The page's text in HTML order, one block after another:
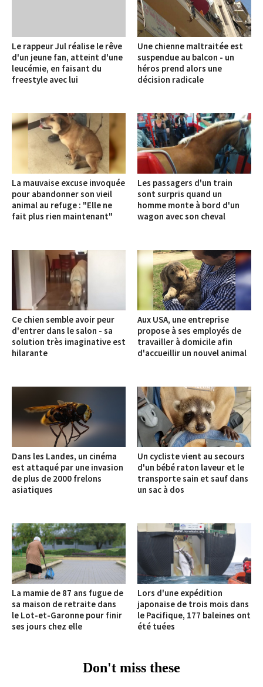
Le rappeur Jul réalise le rêve
d'un jeune fan, atteint d'une
leucémie, en faisant du
freestyle avec lui
Une chienne maltraitée est
suspendue au balcon - un
héros prend alors une
décision radicale
La mauvaise excuse invoquée
pour abandonner son vieil
animal au refuge : "Elle ne
fait plus rien maintenant"
Les passagers d'un train
sont surpris quand un
homme monte à bord d'un
wagon avec son cheval
Ce chien semble avoir peur
d'entrer dans le salon - sa
solution très imaginative est
hilarante
Aux USA, une entreprise
propose à ses employés de
travailler à domicile afin
d'accueillir un nouvel animal
Dans les Landes, un cinéma
est attaqué par une invasion
de plus de 2000 frelons
asiatiques
Un cycliste vient au secours
d'un bébé raton laveur et le
transporte sain et sauf dans
un sac à dos
La mamie de 87 ans fugue de
sa maison de retraite dans
le Lot-et-Garonne pour finir
ses jours chez elle
Lors d'une expédition
japonaise de trois mois dans
le Pacifique, 177 baleines ont
été tuées
Don't miss these